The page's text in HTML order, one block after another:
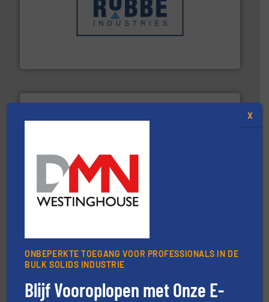
weeg-, verpakking- en transportprocessen die klanten
in verschillende sectoren hebben geholpen.
Dinnissen BV
Wereldwijd opererend specialist in innovatieve
procestechnologie en stortgoedtechnologie. “
by the best”. Meer info ➜
ONBEPERKTE TOEGANG VOOR PROFESSIONALS IN DE
BULK SOLIDS INDUSTRIE
Blijf Vooroplopen met Onze E-
X